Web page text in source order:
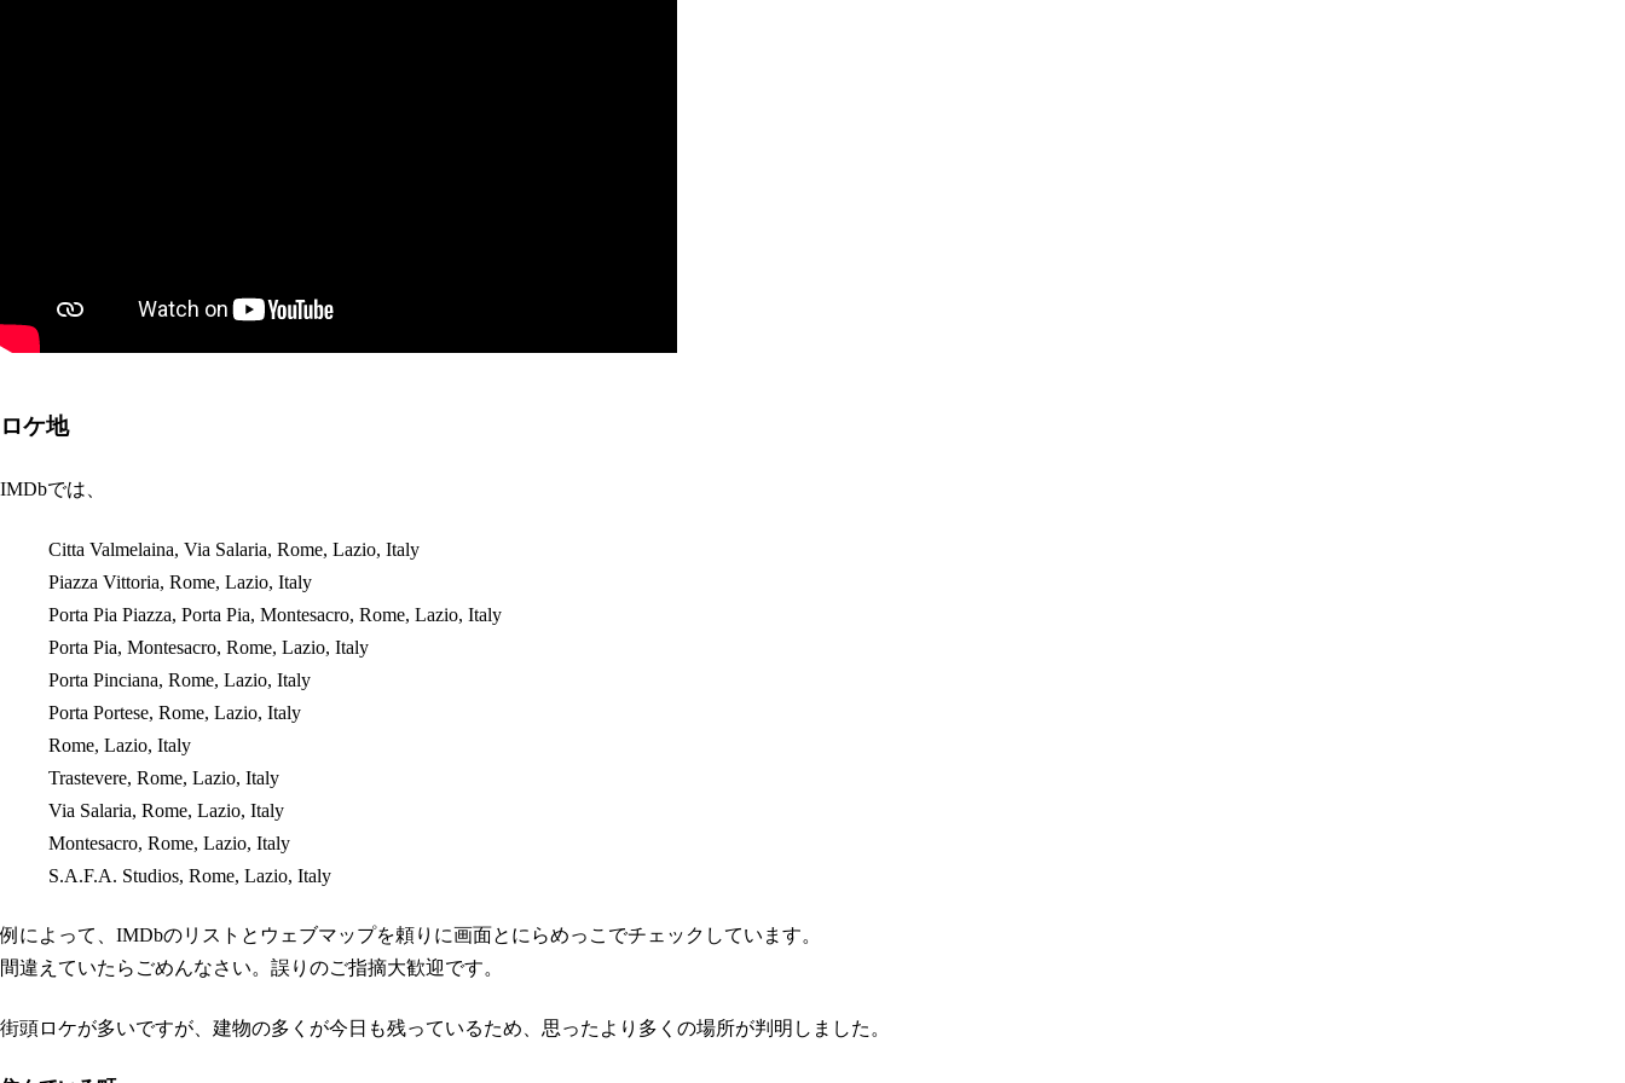
ロケ地
IMDbでは、
Citta Valmelaina, Via Salaria, Rome, Lazio, Italy
Piazza Vittoria, Rome, Lazio, Italy
Porta Pia Piazza, Porta Pia, Montesacro, Rome, Lazio, Italy
Porta Pia, Montesacro, Rome, Lazio, Italy
Porta Pinciana, Rome, Lazio, Italy
Porta Portese, Rome, Lazio, Italy
Rome, Lazio, Italy
Trastevere, Rome, Lazio, Italy
Via Salaria, Rome, Lazio, Italy
Montesacro, Rome, Lazio, Italy
S.A.F.A. Studios, Rome, Lazio, Italy
例によって、IMDbのリストとウェブマップを頼りに画面とにらめっこでチェックしています。
間違えていたらごめんなさい。誤りのご指摘大歓迎です。
街頭ロケが多いですが、建物の多くが今日も残っているため、思ったより多くの場所が判明しました。